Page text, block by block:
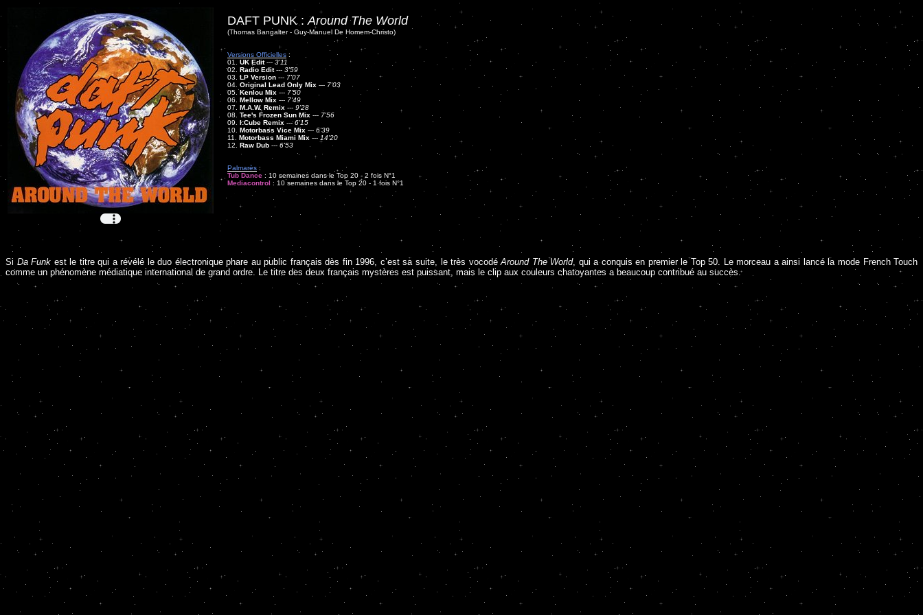
DAFT PUNK :Around The World
(Thomas Bangalter - Guy-Manuel De Homem-Christo)
Versions Officielles :
01. UK Edit--- 3'11
02. Radio Edit--- 3'59
03.LP Version --- 7'07
04. Original Lead Only Mix --- 7'03
05.Kenlou Mix --- 7'50
06. Mellow Mix --- 7'49
07. M.A.W. Remix --- 9'28
08. Tee's Frozen Sun Mix --- 7'56
09. I:Cube Remix ---6'15
10. Motorbass Vice Mix --- 6'39
11. Motorbass Miami Mix --- 14'20
12. Raw Dub --- 6'53
Palmarès :
Tub Dance : 10 semaines dans le Top 20 - 2 fois N°1
Mediacontrol : 10 semaines dans le Top 20 - 1 fois N°1
Si Da Funk est le titre qui a révélé le duo électronique phare au public français dès fin 1996, c’est sa suite, le très vocodéAround The World, qui a conquis en premier le Top 50. Le morceau a ainsi lancé la mode French Touch
comme un phénomène médiatique international de grand ordre. Le titre des deux français mystères est puissant, mais le clip aux couleurs chatoyantes a beaucoup contribué au succès.